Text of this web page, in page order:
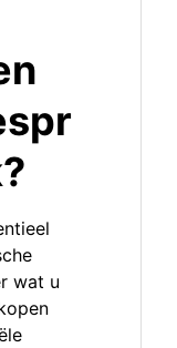
wat u